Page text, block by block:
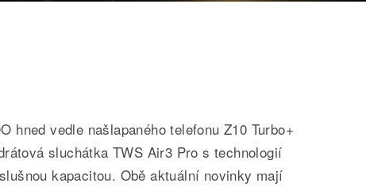
hned vedle našlapaného telefonu Z10 Turbo+
sluchátka TWS Air3 Pro s technologií
kapacitou. Obě aktuální novinky mají